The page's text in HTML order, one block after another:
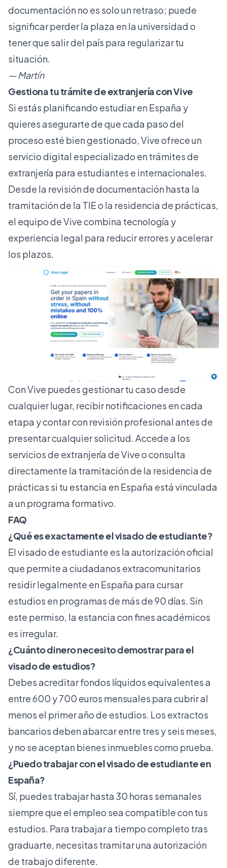
documentación no es solo un retraso; puede
significar perder la plaza en la universidad o
tener que salir del país para regularizar tu
situación.
— Martín
Gestiona tu trámite de extranjería con Vive
Si estás planificando estudiar en España y
quieres asegurarte de que cada paso del
proceso esté bien gestionado, Vive ofrece un
servicio digital especializado en trámites de
extranjería para estudiantes e internacionales.
Desde la revisión de documentación hasta la
tramitación de la TIE o la residencia de prácticas,
el equipo de Vive combina tecnología y
experiencia legal para reducir errores y acelerar
los plazos.
Con Vive puedes gestionar tu caso desde
cualquier lugar, recibir notificaciones en cada
etapa y contar con revisión profesional antes de
presentar cualquier solicitud. Accede a los
servicios de extranjeríade Vive o consulta
directamente la tramitación de la residencia de
prácticas si tu estancia en España está vinculada
a un programa formativo.
FAQ
¿Qué es exactamente el visado de estudiante?
El visado de estudiante es la autorización oficial
que permite a ciudadanos extracomunitarios
residir legalmente en España para cursar
estudios en programas de más de 90 días. Sin
este permiso, la estancia con fines académicos
es irregular.
¿Cuánto dinero necesito demostrar para el
visado de estudios?
Debes acreditar fondos líquidos equivalentes a
entre 600 y 700 euros mensuales para cubrir al
menos el primer año de estudios. Los extractos
bancarios deben abarcar entre tres y seis meses,
y no se aceptan bienes inmuebles como prueba.
¿Puedo trabajar con el visado de estudiante en
España?
Sí, puedes trabajar hasta 30 horas semanales
siempre que el empleo sea compatible con tus
estudios. Para trabajar a tiempo completo tras
graduarte, necesitas tramitar una autorización
de trabajo diferente.